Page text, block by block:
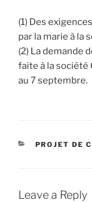
(1) Des
par la marie à la
(2) La demande
faite à la société
au 7 septembre.
CATEGORIES
PROJET DE
Leave a Reply